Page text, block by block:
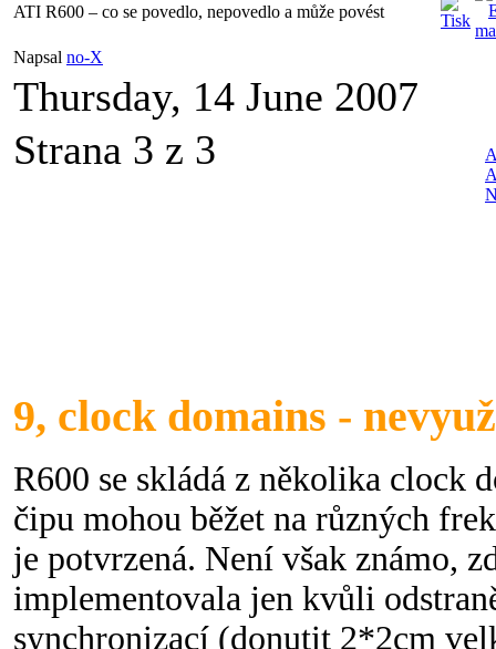
ATI R600 – co se povedlo, nepovedlo a může povést
Napsal no-X
Thursday, 14 June 2007
Strana 3 z 3
9, clock domains -
R600 se skládá z několika clock
čipu mohou běžet na různých
je potvrzená. Není však známo,
implementovala jen kvůli
synchronizací (donutit 2*2cm